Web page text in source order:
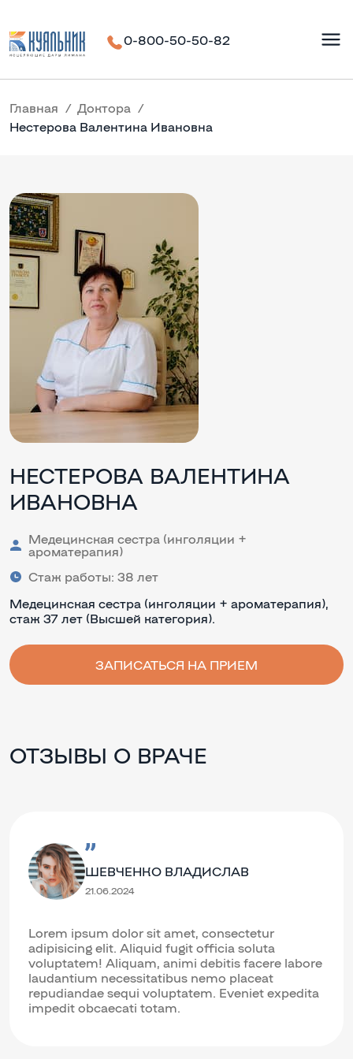
0-800-50-50-82
Главная
Доктора
Нестерова Валентина Ивановна
НЕСТЕРОВА ВАЛЕНТИНА
ИВАНОВНА
Медецинская сестра (инголяции +
ароматерапия)
Стаж работы: 38 лет
Медецинская сестра (инголяции + ароматерапия),
стаж 37 лет (Высшей категория).
ЗАПИСАТЬСЯ НА ПРИЕМ
ОТЗЫВЫ О ВРАЧЕ
ШЕВЧЕНКО ВЛАДИСЛАВ
21.06.2024
Lorem ipsum dolor sit amet, consectetur
adipisicing elit. Aliquid fugit officia soluta
voluptatem! Aliquam, animi debitis facere labore
laudantium necessitatibus nemo placeat
repudiandae sequi voluptatem. Eveniet expedita
impedit obcaecati totam.